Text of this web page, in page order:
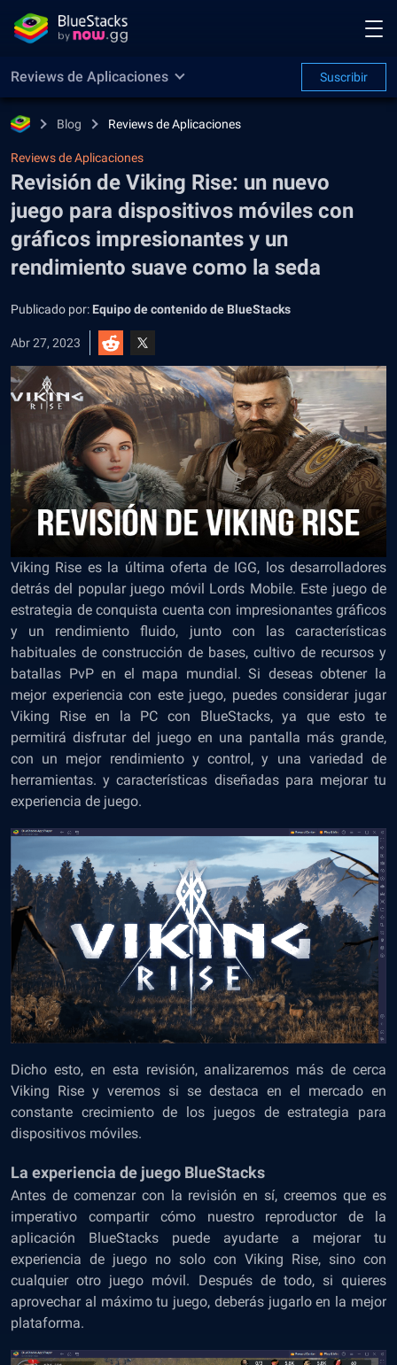
Reviews de Aplicaciones Suscribir
Blog Reviews de Aplicaciones
Reviews de Aplicaciones
Revisión de Viking Rise: un nuevo
juego para dispositivos móviles con
gráficos impresionantes y un
rendimiento suave como la seda
Publicado por: Equipo de contenido de BlueStacks
Abr 27, 2023
Viking Rise es la última oferta de IGG, los desarrolladores
detrás del popular juego móvil Lords Mobile. Este juego de
estrategia de conquista cuenta con impresionantes gráficos
y un rendimiento fluido, junto con las características
habituales de construcción de bases, cultivo de recursos y
batallas PvP en el mapa mundial. Si deseas obtener la
mejor experiencia con este juego, puedes considerar jugar
Viking Rise en la PC con BlueStacks, ya que esto te
permitirá disfrutar del juego en una pantalla más grande,
con un mejor rendimiento y control, y una variedad de
herramientas. y características diseñadas para mejorar tu
experiencia de juego.
Dicho esto, en esta revisión, analizaremos más de cerca
Viking Rise y veremos si se destaca en el mercado en
constante crecimiento de los juegos de estrategia para
dispositivos móviles.
La experiencia de juego BlueStacks
Antes de comenzar con la revisión en sí, creemos que es
imperativo compartir cómo nuestro reproductor de la
aplicación BlueStacks puede ayudarte a mejorar tu
experiencia de juego no solo con Viking Rise, sino con
cualquier otro juego móvil. Después de todo, si quieres
aprovechar al máximo tu juego, deberás jugarlo en la mejor
plataforma.